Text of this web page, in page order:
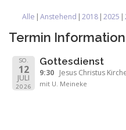
Alle Anstehend 2018 2025
Termin
SO.
12
JULI
2026
Gottesdienst
9:30 Jesus Christus
mit U. Meineke